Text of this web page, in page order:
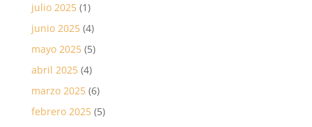
julio 2025(1)
junio 2025(4)
mayo 2025(5)
abril 2025(4)
marzo 2025(6)
febrero 2025(5)